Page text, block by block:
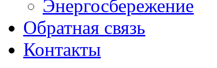
Энергосбережение
Обратная связь
Контакты